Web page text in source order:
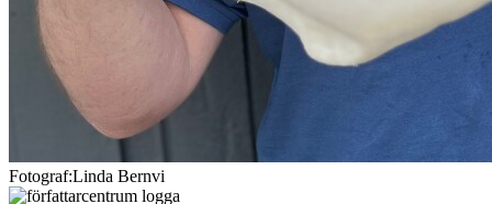
Fotograf:Linda Bernvi